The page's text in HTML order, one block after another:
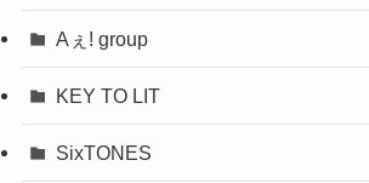
Aぇ! group
KEY TO LIT
SixTONES